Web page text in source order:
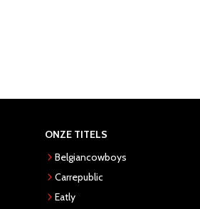
ONZE TITELS
Belgiancowboys
Carrepublic
Eatly